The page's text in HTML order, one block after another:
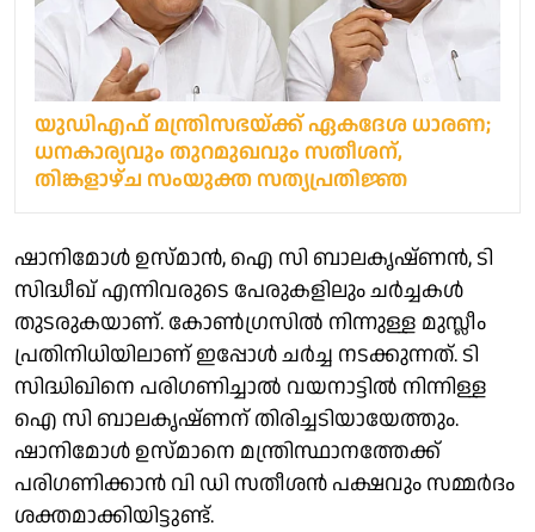
യുഡിഎഫ് മന്ത്രിസഭയ്ക്ക് ഏകദേശ ധാരണ;
ധനകാര്യവും തുറമുഖവും സതീശന്,
തിങ്കളാഴ്ച സംയുക്ത സത്യപ്രതിജ്ഞ
ഷാനിമോള്‍ ഉസ്മാന്‍, ഐ സി ബാലകൃഷ്ണന്‍, ടി
സിദ്ധീഖ് എന്നിവരുടെ പേരുകളിലും ചര്‍ച്ചകള്‍
തുടരുകയാണ്. കോണ്‍ഗ്രസില്‍ നിന്നുള്ള മുസ്ലീം
പ്രതിനിധിയിലാണ് ഇപ്പോള്‍ ചര്‍ച്ച നടക്കുന്നത്. ടി
സിദ്ധിഖിനെ പരിഗണിച്ചാല്‍ വയനാട്ടില്‍ നിന്നിള്ള
ഐ സി ബാലകൃഷ്ണന് തിരിച്ചടിയായേത്തും.
ഷാനിമോള്‍ ഉസ്മാനെ മന്ത്രിസ്ഥാനത്തേക്ക്
പരിഗണിക്കാന്‍ വി ഡി സതീശന്‍ പക്ഷവും സമ്മര്‍ദം
ശക്തമാക്കിയിട്ടുണ്ട്.